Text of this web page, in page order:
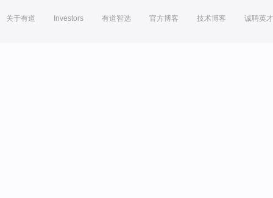
关于有道 Investors 有道智选 官方博客 技术博客 诚聘英才